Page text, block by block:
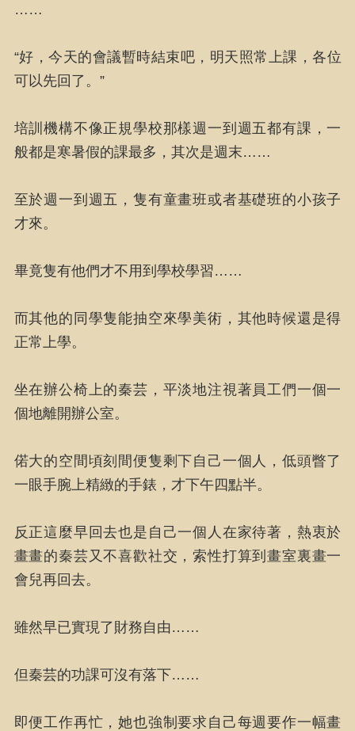
……
“好，今天的會議暫時結束吧，明天照常上課，各位
可以先回了。”
培訓機構不像正規學校那樣週一到週五都有課，一
般都是寒暑假的課最多，其次是週末……
至於週一到週五，隻有童畫班或者基礎班的小孩子
才來。
畢竟隻有他們才不用到學校學習……
而其他的同學隻能抽空來學美術，其他時候還是得
正常上學。
坐在辦公椅上的秦芸，平淡地注視著員工們一個一
個地離開辦公室。
偌大的空間頃刻間便隻剩下自己一個人，低頭瞥了
一眼手腕上精緻的手錶，才下午四點半。
反正這麼早回去也是自己一個人在家待著，熱衷於
畫畫的秦芸又不喜歡社交，索性打算到畫室裏畫一
會兒再回去。
雖然早已實現了財務自由……
但秦芸的功課可沒有落下……
即便工作再忙，她也強制要求自己每週要作一幅畫